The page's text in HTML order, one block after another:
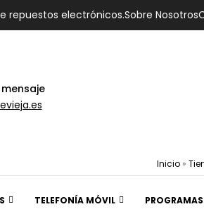
repuestos electrónicos.Sobre Nosotros
Inicio »
TELEFONÍA MÓVIL